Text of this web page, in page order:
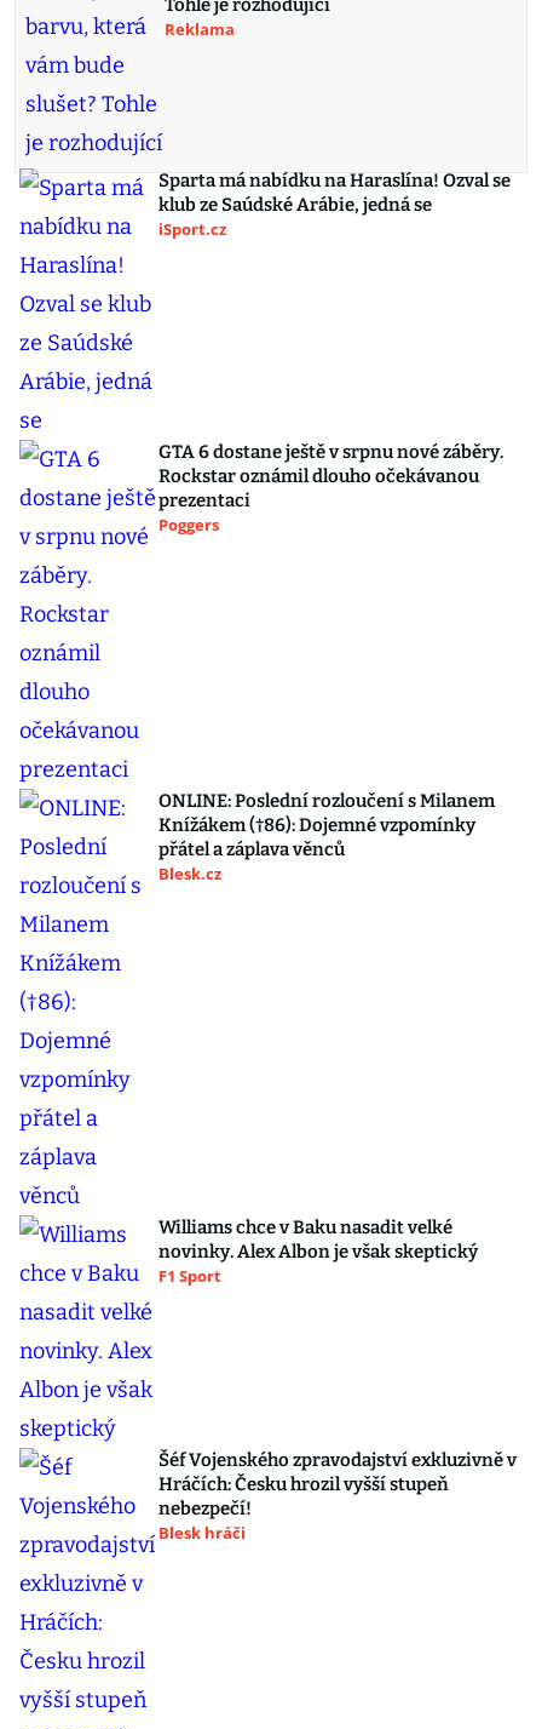
Tohle je rozhodující
Reklama
Sparta má nabídku na Haraslína! Ozval se
klub ze Saúdské Arábie, jedná se
iSport.cz
GTA 6 dostane ještě v srpnu nové záběry.
Rockstar oznámil dlouho očekávanou
prezentaci
Poggers
ONLINE: Poslední rozloučení s Milanem
Knížákem (†86): Dojemné vzpomínky
přátel a záplava věnců
Blesk.cz
Williams chce v Baku nasadit velké
novinky. Alex Albon je však skeptický
F1 Sport
Šéf Vojenského zpravodajství exkluzivně v
Hráčích: Česku hrozil vyšší stupeň
nebezpečí!
Blesk hráči